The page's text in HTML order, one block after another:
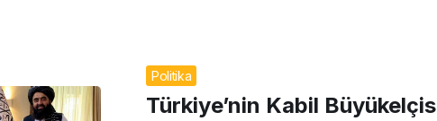
Politika
Türkiye’nin Kabil